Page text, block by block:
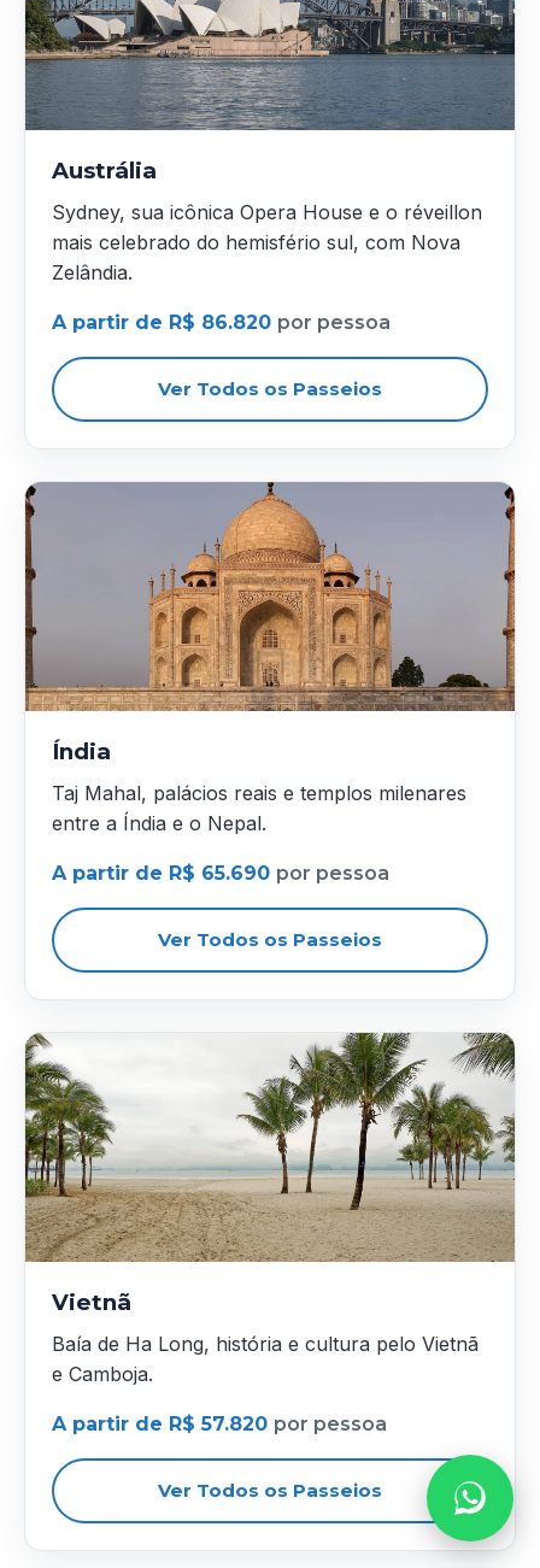
Austrália
Sydney, sua icônica Opera House e o réveillon
mais celebrado do hemisfério sul, com Nova
Zelândia.
A partir de R$ 86.820 por pessoa
Ver Todos os Passeios
Índia
Taj Mahal, palácios reais e templos milenares
entre a Índia e o Nepal.
A partir de R$ 65.690 por pessoa
Ver Todos os Passeios
Vietnã
Baía de Ha Long, história e cultura pelo Vietnã
e Camboja.
A partir de R$ 57.820 por pessoa
Ver Todos os Passeios